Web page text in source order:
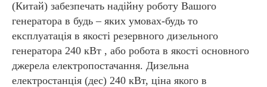
(Китай) забезпечать надійну роботу Вашого
генератора в будь – яких умовах-будь то
експлуатація в якості резервного дизельного
генератора 240 кВт , або робота в якості основного
джерела електропостачання. Дизельна
електростанція (дес) 240 кВт, ціна якого в